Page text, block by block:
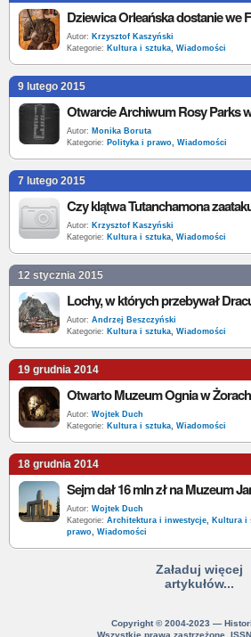
Autor: Krzysztof Kaszyński
Kategorie: Kultura i sztuka, Wiadomości
9 lutego 2015
Autor: Monika Boruta
Kategorie: Polityka i prawo, Wiadomości
7 lutego 2015
Czy klątwa Tutanchamona
Autor: Krzysztof Kaszyński
Kategorie: Kultura i sztuka, Wiadomości
12 stycznia 2015
Autor: Andrzej Beszczyński
Kategorie: Kultura i sztuka, Wiadomości
19 grudnia 2014
Otwarto Muzeum Ognia w
Autor: Wojtek Duch
Kategorie: Kultura i sztuka, Wiadomości
18 grudnia 2014
Autor: Wojtek Duch
Kategorie: Architektura i inwestycje, Kultura i
prawo, Wiadomości
Załaduj więcej
artykułów...
Copyright © 2004-2023 —
Wszystkie prawa zastrzeżone.